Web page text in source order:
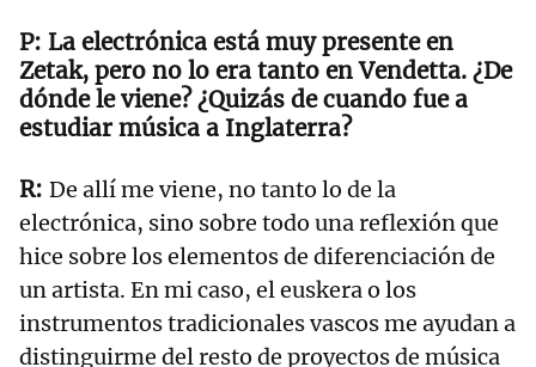
La electrónica está muy presente en
Zetak, pero no lo era tanto en Vendetta. ¿De
dónde le viene? ¿Quizás de cuando fue a
estudiar música a Inglaterra?
De allí me viene, no tanto lo de la
electrónica, sino sobre todo una reflexión que
hice sobre los elementos de diferenciación de
un artista. En mi caso, el euskera o los
instrumentos tradicionales vascos me ayudan a
distinguirme del resto de proyectos de música